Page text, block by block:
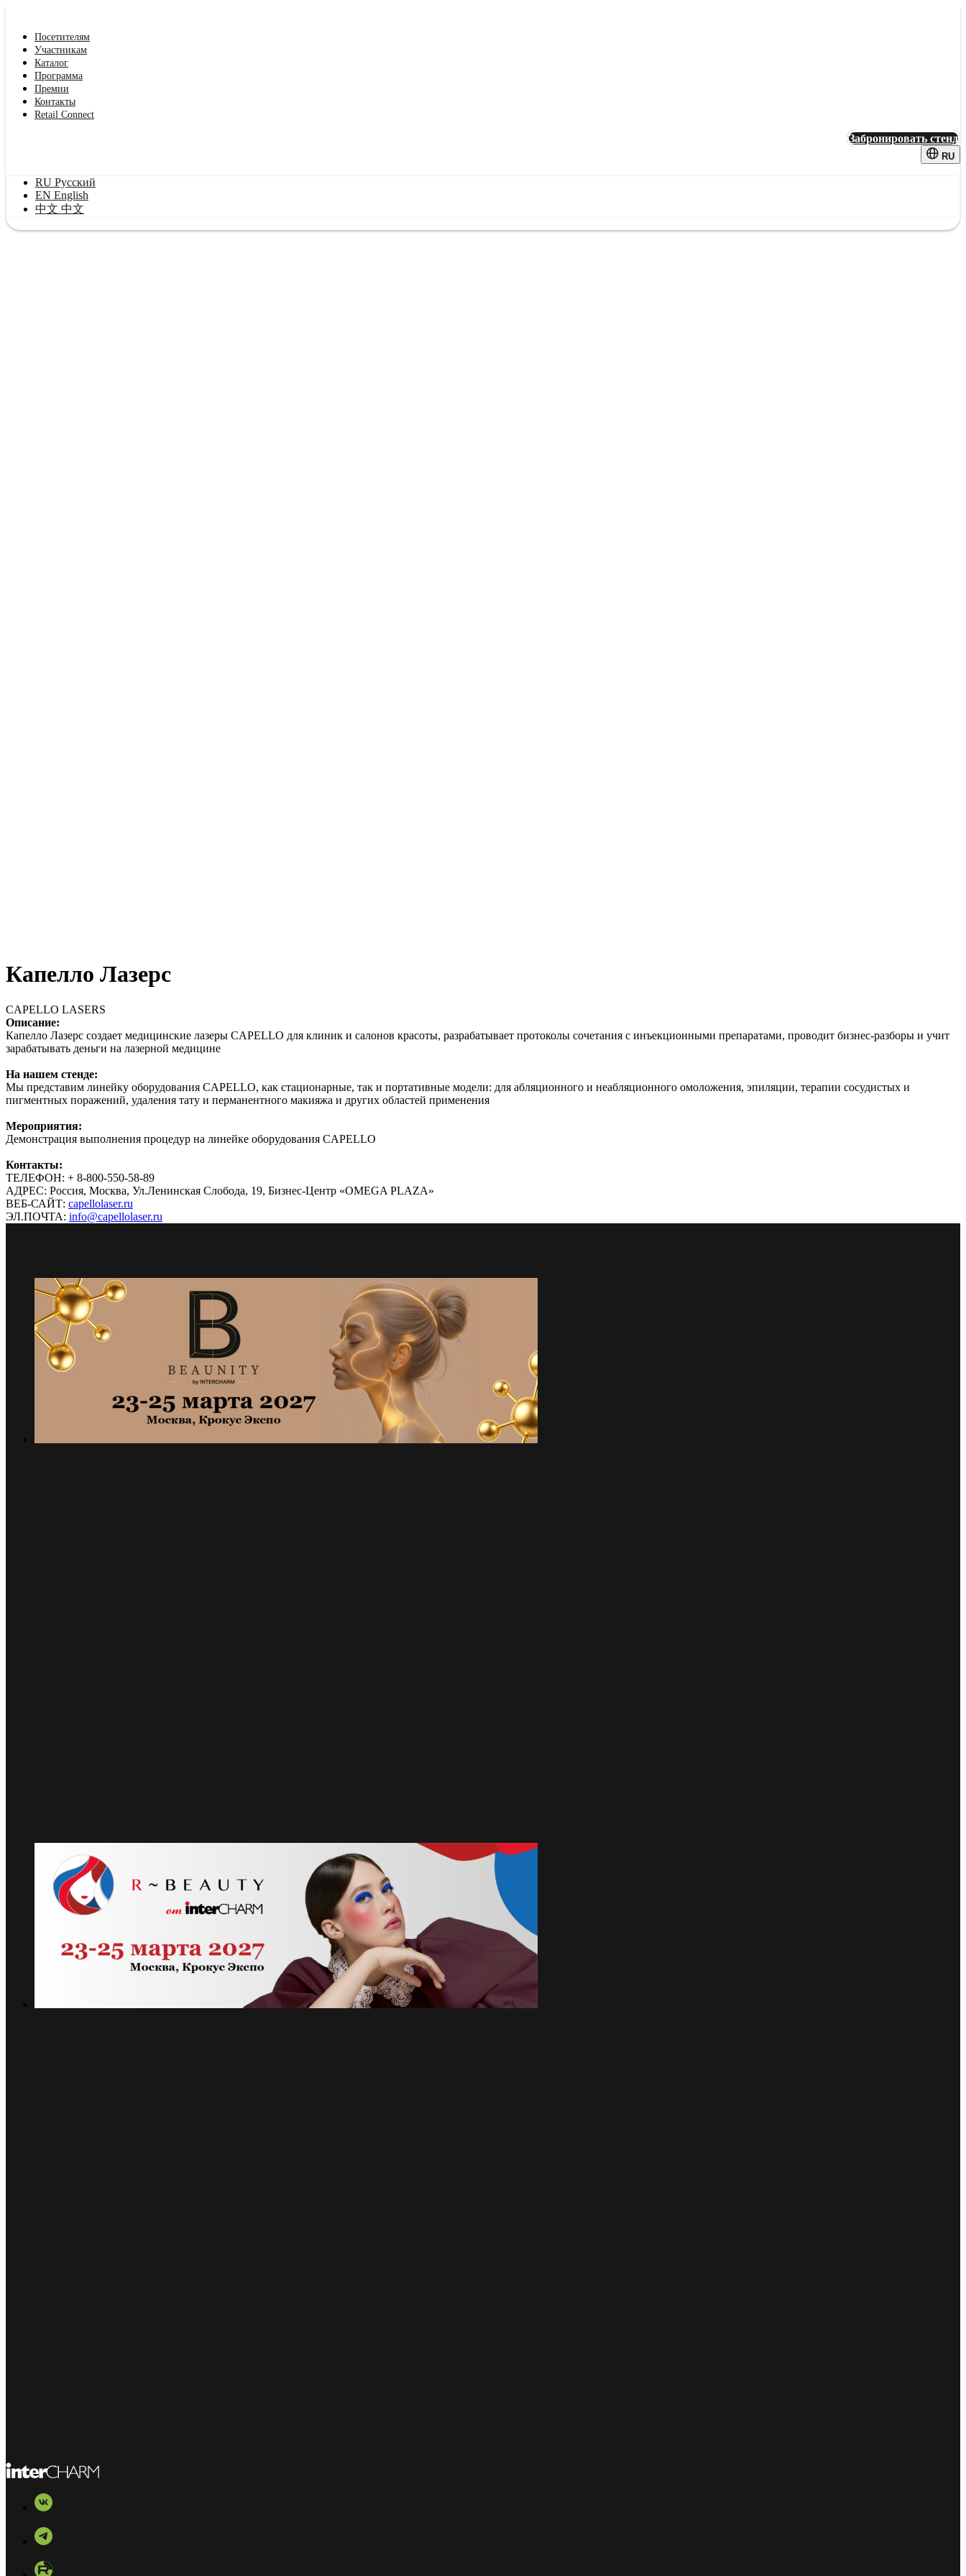
Посетителям
Участникам
Каталог
Программа
Премии
Контакты
Retail Connect
Забронировать стенд
RU
RU Русский
EN English
中文 中文
Капелло Лазерс
CAPELLO LASERS
Описание:
Капелло Лазерс создает медицинские лазеры CAPELLO для клиник и салонов красоты, разрабатывает протоколы сочетания с инъекционными препаратами, проводит бизнес-разборы и учит
зарабатывать деньги на лазерной медицине
На нашем стенде:
Мы представим линейку оборудования CAPELLO, как стационарные, так и портативные модели: для абляционного и неабляционного омоложения, эпиляции, терапии сосудистых и
пигментных поражений, удаления тату и перманентного макияжа и других областей применения
Мероприятия:
Демонстрация выполнения процедур на линейке оборудования CAPELLO
Контакты:
ТЕЛЕФОН: + 8-800-550-58-89
АДРЕС: Россия, Москва, Ул.Ленинская Слобода, 19, Бизнес-Центр «OMEGA PLAZA»
ВЕБ-САЙТ: capellolaser.ru
ЭЛ.ПОЧТА: info@capellolaser.ru